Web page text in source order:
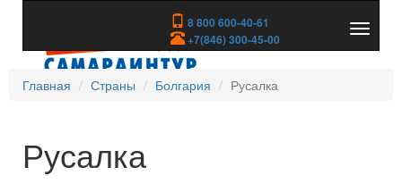
8 800 600-40-61
+7(846) 300-45-00
скрыть
Главная
Страны Болгария Русалка
Русалка